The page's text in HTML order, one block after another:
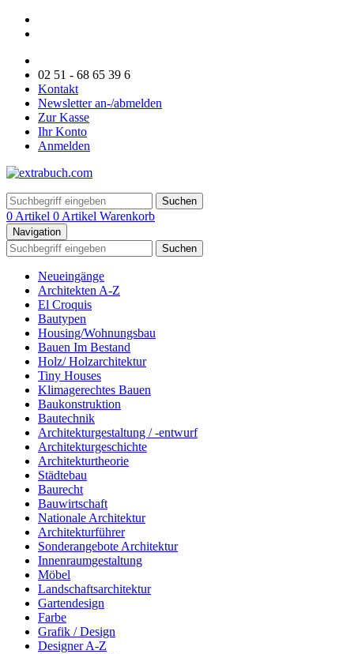
02 51 - 68 65 39 6
Kontakt
Newsletter an-/abmelden
Zur Kasse
Ihr Konto
Anmelden
Suchen
0 Artikel 0 Artikel Warenkorb
Navigation
Suchen
Neueingänge
Architekten A-Z
El Croquis
Bautypen
Housing/Wohnungsbau
Bauen Im Bestand
Holz/ Holzarchitektur
Tiny Houses
Klimagerechtes Bauen
Baukonstruktion
Bautechnik
Architekturgestaltung / -entwurf
Architekturgeschichte
Architekturtheorie
Städtebau
Baurecht
Bauwirtschaft
Nationale Architektur
Architekturführer
Sonderangebote Architektur
Innenraumgestaltung
Möbel
Landschaftsarchitektur
Gartendesign
Farbe
Grafik / Design
Designer A-Z